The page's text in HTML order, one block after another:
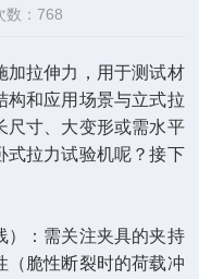
数：768
加拉伸力，用于测试材
构和应用场景与立式拉
尺寸、大变形或需水平
式拉力试验机呢？接下
）：需关注夹具的夹持
（脆性断裂时的荷载冲